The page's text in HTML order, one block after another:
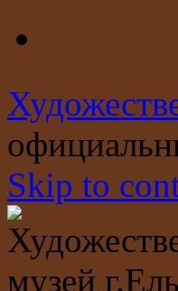
Skip to